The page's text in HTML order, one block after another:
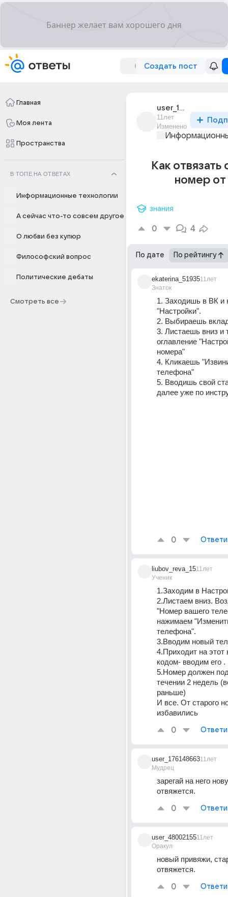
Создать пост
Главная
Моя лента
Пространства
В ТОПЕ НА ОТВЕТАХ
Информационные технологии
А сейчас что-то совсем другое
О любви без купюр
Философский вопрос
Политические дебаты
Смотреть все
user_194182714
11лет
Изменено
Как отвязать
номер от
знания
0 4
По дате По рейтингу
ekaterina_51935
Знаток
11лет
1. Заходишь в ВК и
"Настройки".
2. Выбираешь
3. Листаешь вниз и
оглавление
номера"
4. Кликаешь
телефона"
5. Вводишь свой
далее уже по
0
liubov_reva_15
Ученик
11лет
1.Заходим в
2.Листаем вниз.
"Номер вашего
нажимаем
телефона".
3.Вводим новый
4.Приходит на этот
кодом- вводим его .
5.Номер должен
течении 2 недель
раньше)
И все. От старого
избавились
0
user_176148663
Мудрец
11лет
зарегай на него
отвяжется.
0
user_48002155
Оракул
11лет
новый привяжи,
отвяжется.
0